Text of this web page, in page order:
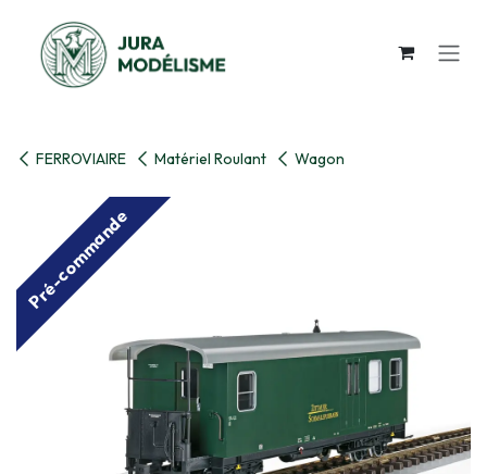
FERROVIAIRE Matériel Roulant Wagon
Pré-commande